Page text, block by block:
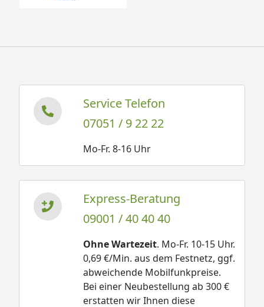
Service Telefon
07051 / 9 22 22
Mo-Fr. 8-16 Uhr
Express-Beratung
09001 / 40 40 40
Ohne Wartezeit. Mo-Fr. 10-15 Uhr.
0,69 €/Min. aus dem Festnetz, ggf.
abweichende Mobilfunkpreise.
Bei einer Neubestellung ab 300 €
erstatten wir Ihnen diese